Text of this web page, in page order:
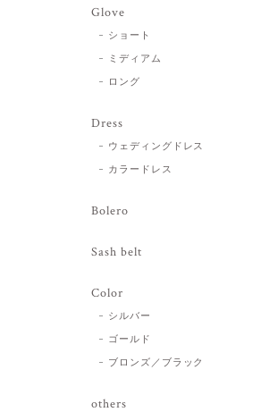
Glove
ショート
ミディアム
ロング
Dress
ウェディングドレス
カラードレス
Bolero
Sash belt
Color
シルバー
ゴールド
ブロンズ／ブラック
others